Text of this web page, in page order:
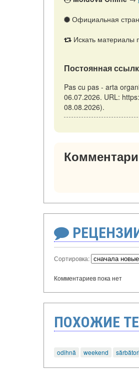
Официальная
Искать материалы
Постоянная
Pas cu pas - arta
06.07.2026. URL:
08.08.2026).
Сортировка:
Комментариев пока нет
ПОХОЖИЕ
odihnă weekend sărbători